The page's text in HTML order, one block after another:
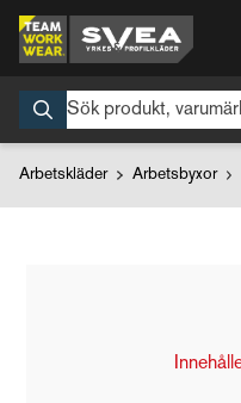
Arbetskläder Arbetsbyxor